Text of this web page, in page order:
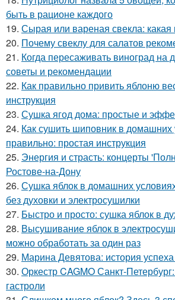
быть в рационе каждого
19. Сырая или вареная свекла: какая
20. Почему свеклу для салатов
21. Когда пересаживать виноград на
советы и рекомендации
22. Как правильно привить яблоню
инструкция
23. Сушка ягод дома: простые и
24. Как сушить шиповник в домашних
правильно: простая инструкция
25. Энергия и страсть: концерты
Ростове-на-Дону
26. Сушка яблок в домашних
без духовки и электросушилки
27. Быстро и просто: сушка яблок в
28. Высушивание яблок в
можно обработать за один раз
29. Марина Девятова: история
30. Оркестр CAGMO Санкт-
гастроли